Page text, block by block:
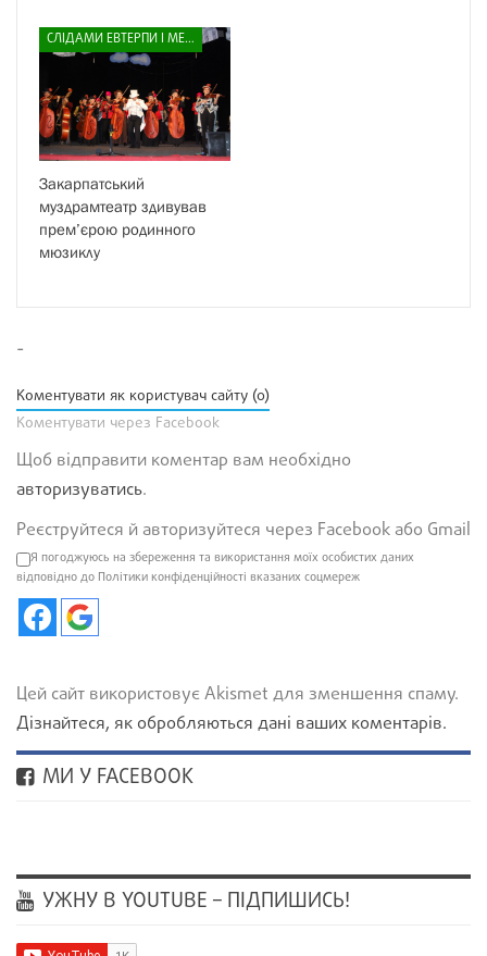
СЛІДАМИ ЕВТЕРПИ І МЕЛЬПОМЕНИ
Закарпатський
муздрамтеатр здивував
прем’єрою родинного
мюзиклу
-
Коментувати як користувач сайту (0)
Коментувати через Facebook
Щоб відправити коментар вам необхідно
авторизуватись.
Реєструйтеся й авторизуйтеся через Facebook або Gmail
Я погоджуюсь на збереження та використання моїх особистих даних
відповідно до Політики конфіденційності вказаних соцмереж
Цей сайт використовує Akismet для зменшення спаму.
Дізнайтеся, як обробляються дані ваших коментарів.
МИ У FACEBOOK
УЖНУ В YOUTUBE – ПІДПИШИСЬ!